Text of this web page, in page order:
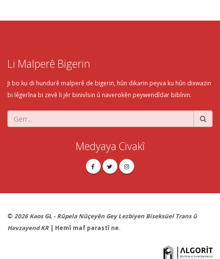
Li Malperê Bigerin
Ji bo ku di hundurê malperê de bigerin, hûn dikarin peyva ku hûn dixwazin
bi lêgerîna bi zevê li jêr binivîsin û naverokên peywendîdar bibînin.
Medyaya Civakî
© 2026 Kaos GL - Rûpela Nûçeyên Gey Lezbiyen Biseksüel Trans û
Hevzayend KR| Hemî maf parastî ne.